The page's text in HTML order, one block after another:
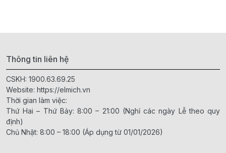
Thông tin liên hệ
CSKH: 1900.63.69.25
Website: https://elmich.vn
Thời gian làm việc:
Thứ Hai – Thứ Bảy: 8:00 – 21:00 (Nghỉ các ngày Lễ theo quy
định)
Chủ Nhật: 8:00 – 18:00 (Áp dụng từ 01/01/2026)